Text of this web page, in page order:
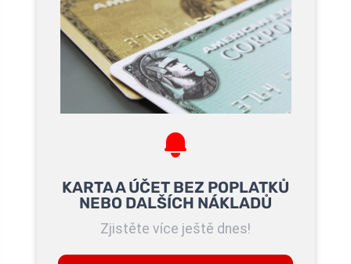
KARTA A ÚČET BEZ POPLATKŮ
NEBO DALŠÍCH NÁKLADŮ
Zjistěte více ještě dnes!